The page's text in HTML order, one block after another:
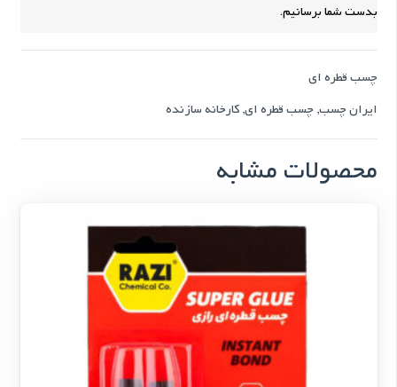
بدست شما برسانیم.
چسب قطره ای
ایران چسب,چسب قطره ای,کارخانه سازنده
محصولات مشابه